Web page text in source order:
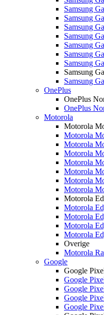
Samsung
Samsung
Samsung
Samsung
Samsung
Samsung
Samsung
Samsung
Samsung
OnePlus
OnePlus
OnePlus
Motorola
Motorola
Motorola
Motorola
Motorola
Motorola
Motorola
Motorola
Motorola
Motorola
Motorola
Motorola
Motorola
Motorola
Overige
Motorola
Google
Google
Google
Google
Google
Google